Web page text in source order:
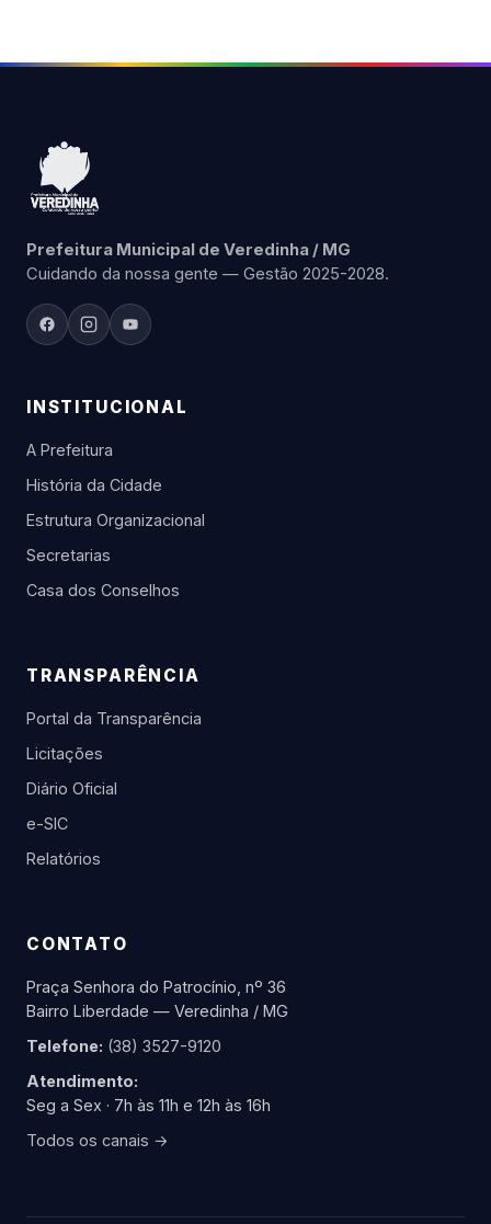
Prefeitura Municipal de Veredinha / MG
Cuidando da nossa gente — Gestão 2025-2028.
INSTITUCIONAL
A Prefeitura
História da Cidade
Estrutura Organizacional
Secretarias
Casa dos Conselhos
TRANSPARÊNCIA
Portal da Transparência
Licitações
Diário Oficial
e-SIC
Relatórios
CONTATO
Praça Senhora do Patrocínio, nº 36
Bairro Liberdade — Veredinha / MG
Telefone: (38) 3527-9120
Atendimento:
Seg a Sex · 7h às 11h e 12h às 16h
Todos os canais →